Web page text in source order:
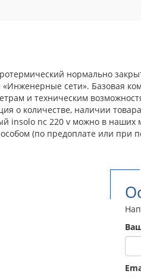
нормально
сети». Базовая
и техническим
о количестве, наличии
insolo nc 220 v можно в наших
(по предоплате или при